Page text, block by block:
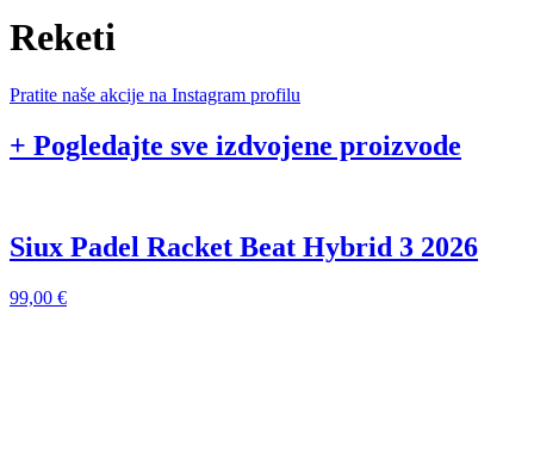
Reketi
Pratite naše akcije na Instagram profilu
+ Pogledajte sve izdvojene proizvode
Siux Padel Racket Beat Hybrid 3 2026
99,00 €